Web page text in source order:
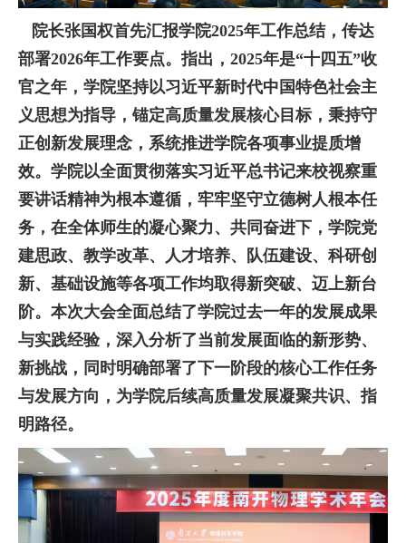
院长张国权首先汇报学院2025年工作总结，传达
部署2026年工作要点。指出 ， 2025年是“十四五”收
官之年，学院坚持以习近平新时代中国特色社会主
义思想为指导，锚定高质量发展核心目标，秉持守
正创新发展理念，系统推进学院各项事业提质增
效。学院以全面贯彻落实习近平总书记来校视察重
要讲话精神为根本遵循，牢牢坚守立德树人根本任
务，在全体师生的凝心聚力、共同奋进下，学院党
建思政、教学改革、人才培养、队伍建设、科研创
新、基础设施等各项工作均取得新突破、迈上新台
阶。本次大会全面总结了学院过去一年的发展成果
与实践经验，深入分析了当前发展面临的新形势、
新挑战，同时明确部署了下一阶段的核心工作任务
与发展方向，为学院后续高质量发展凝聚共识、指
明路径。